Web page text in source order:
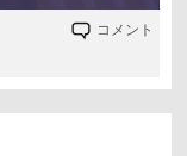
コメント